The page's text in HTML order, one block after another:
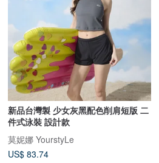
新品台灣製 少女灰黑配色削肩短版 二
件式泳裝 設計款
莫妮娜 YourstyLe
US$ 83.74